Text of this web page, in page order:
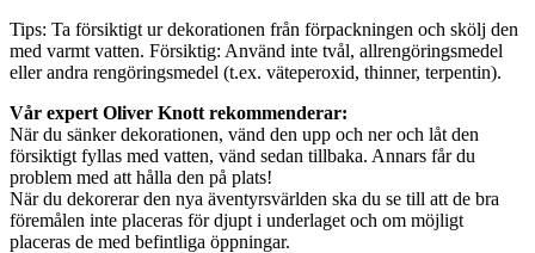
Tips: Ta försiktigt ur dekorationen från förpackningen och skölj den
med varmt vatten. Försiktig: Använd inte tvål, allrengöringsmedel
eller andra rengöringsmedel (t.ex. väteperoxid, thinner, terpentin).
Vår expert Oliver Knott rekommenderar:
När du sänker dekorationen, vänd den upp och ner och låt den
försiktigt fyllas med vatten, vänd sedan tillbaka. Annars får du
problem med att hålla den på plats!
När du dekorerar den nya äventyrsvärlden ska du se till att de bra
föremålen inte placeras för djupt i underlaget och om möjligt
placeras de med befintliga öppningar.